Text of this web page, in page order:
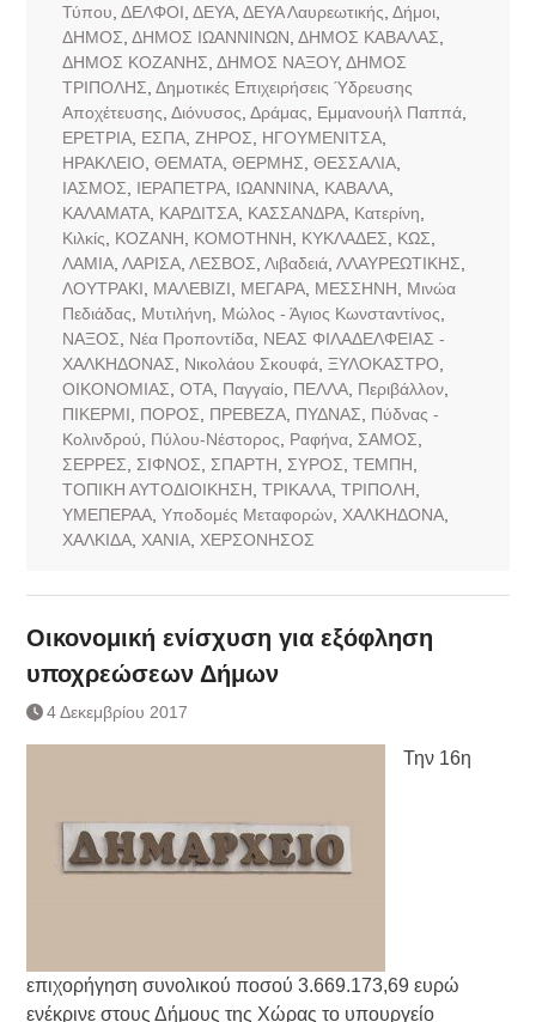
Τύπου ΔΕΛΦΟΙ ΔΕΥΑ, ΔΕΥΑ Λαυρεωτικής Δήμοι,
ΔΗΜΟΣ ΔΗΜΟΣ ΙΩΑΝΝΙΝΩΝ ΔΗΜΟΣ ΚΑΒΑΛΑΣ
ΔΗΜΟΣ ΚΟΖΑΝΗΣ ΔΗΜΟΣ ΝΑΞΟΥ, ΔΗΜΟΣ
ΤΡΙΠΟΛΗΣ Δημοτικές Επιχειρήσεις Ύδρευσης
Αποχέτευσης Διόνυσος Δράμας Εμμανουήλ Παππά,
ΕΡΕΤΡΙΑ, ΕΣΠΑ, ΖΗΡΟΣ ΗΓΟΥΜΕΝΙΤΣΑ,
ΗΡΑΚΛΕΙΟ ΘΕΜΑΤΑ, ΘΕΡΜΗΣ ΘΕΣΣΑΛΙΑ,
ΙΑΣΜΟΣ
ΙΕΡΑΠΕΤΡΑ, ΙΩΑΝΝΙΝΑ, ΚΑΒΑΛΑ,
ΚΑΛΑΜΑΤΑ, ΚΑΡΔΙΤΣΑ, ΚΑΣΣΑΝΔΡΑ, Κατερίνη
Κιλκίς
ΚΟΖΑΝΗ ΚΟΜΟΤΗΝΗ ΚΥΚΛΑΔΕΣ ΚΩΣ
ΛΑΜΙΑ, ΛΑΡΙΣΑ, ΛΕΣΒΟΣ Λιβαδειά, ΛΛΑΥΡΕΩΤΙΚΗΣ
ΛΟΥΤΡΑΚΙ
ΜΑΛΕΒΙΖΙ ΜΕΓΑΡΑ, ΜΕΣΣΗΝΗ
Μινώα
Πεδιάδας
Μυτιλήνη Μώλος - Άγιος Κωνσταντίνος
ΝΑΞΟΣ
Νέα Προποντίδα, ΝΕΑΣ ΦΙΛΑΔΕΛΦΕΙΑΣ -
ΧΑΛΚΗΔΟΝΑΣ
Νικολάου Σκουφά, ΞΥΛΟΚΑΣΤΡΟ
ΟΙΚΟΝΟΜΙΑΣ ΟΤΑ, Παγγαίο ΠΕΛΛΑ, Περιβάλλον,
ΠΙΚΕΡΜΙ
ΠΟΡΟΣ ΠΡΕΒΕΖΑ, ΠΥΔΝΑΣ
Πύδνας -
Κολινδρού
Πύλου-Νέστορος Ραφήνα, ΣΑΜΟΣ
ΣΕΡΡΕΣ
ΣΙΦΝΟΣ ΣΠΑΡΤΗ ΣΥΡΟΣ ΤΕΜΠΗ
ΤΟΠΙΚΗ ΑΥΤΟΔΙΟΙΚΗΣΗ ΤΡΙΚΑΛΑ, ΤΡΙΠΟΛΗ
ΥΜΕΠΕΡΑΑ, Υποδομές Μεταφορών, ΧΑΛΚΗΔΟΝΑ,
ΧΑΛΚΙΔΑ, ΧΑΝΙΑ, ΧΕΡΣΟΝΗΣΟΣ
Οικονομική ενίσχυση για εξόφληση
υποχρεώσεων Δήμων
4 Δεκεμβρίου 2017
Την 16η
επιχορήγηση συνολικού ποσού 3.669.173,69 ευρώ
ενέκρινε στους Δήμους της Χώρας το υπουργείο